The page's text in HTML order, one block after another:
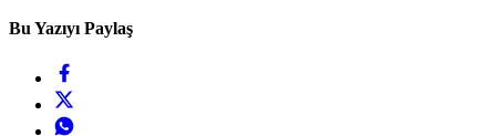
Bu Yazıyı Paylaş